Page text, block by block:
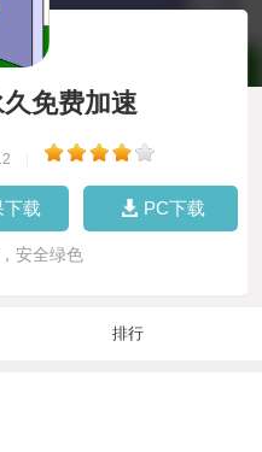
免费加速
下载 PC下载
安全绿色
排行